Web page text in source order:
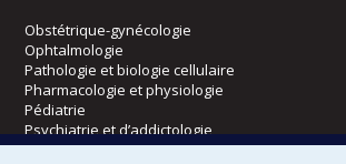
Obstétrique-gynécologie
Ophtalmologie
Pathologie et biologie cellulaire
Pharmacologie et physiologie
Pédiatrie
Psychiatrie et d’addictologie
Radiologie, radio-oncologie et médecine